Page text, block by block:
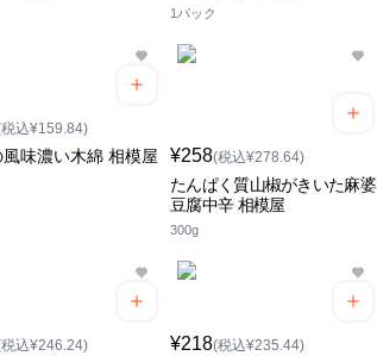
1パック
込¥159.84)
風味濃い木綿 相模屋 ¥258(税込¥278.64)
たんぱく質山椒がきいた麻婆
豆腐中辛 相模屋
300g
込¥246.24) ¥218(税込¥235.44)